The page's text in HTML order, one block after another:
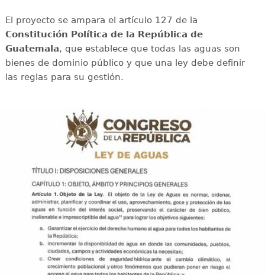
El proyecto se ampara el artículo 127 de la
Constitución Política de la República de
Guatemala, que establece que todas las aguas son
bienes de dominio público y que una ley debe definir
las reglas para su gestión.